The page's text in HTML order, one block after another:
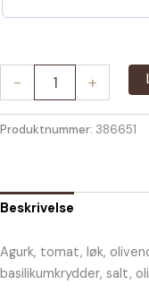
- +
Produktnummer: 386651
Beskrivelse
Agurk, tomat, løk,
basilikumkrydder, salt,